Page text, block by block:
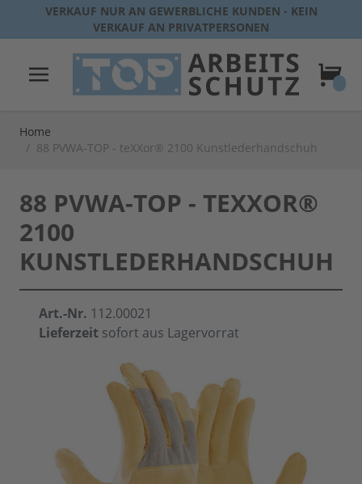
Direkt zum Inhalt
VERKAUF NUR AN GEWERBLICHE KUNDEN - KEIN
VERKAUF AN PRIVATPERSONEN
Home
/ 88 PVWA-TOP - teXXor® 2100 Kunstlederhandschuh
88 PVWA-TOP - TEXXOR®
2100
KUNSTLEDERHANDSCHUH
Art.-Nr. 112.00021
Lieferzeit sofort aus Lagervorrat